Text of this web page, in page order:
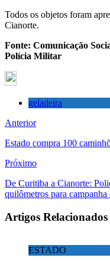
Todos os objetos foram
Cianorte.
Fonte: Comunicação
Polícia Militar
geladeira
Anterior
Estado compra 100
Próximo
De Curitiba a Cianorte:
quilômetros para campanha
Artigos Relacionados
ESTADO